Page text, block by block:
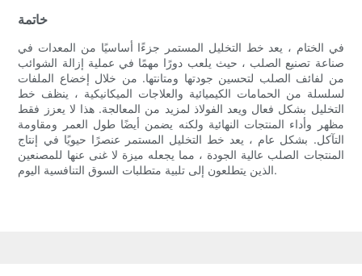
خاتمة
في الختام ، يعد خط التخليل المستمر جزءًا أساسيًا من المعدات في
صناعة تصنيع الصلب ، حيث يلعب دورًا مهمًا في عملية إزالة الشوائب
من لفائف الصلب لتحسين جودتها ومتانتها. من خلال إخضاع الملفات
لسلسلة من الحمامات الكيميائية والعلاجات الميكانيكية ، ينظف خط
التخليل بشكل فعال ويعد الفولاذ لمزيد من المعالجة. هذا لا يعزز فقط
مظهر وأداء المنتجات النهائية ولكنه يضمن أيضًا طول العمر ومقاومة
التآكل. بشكل عام ، يعد خط التخليل المستمر عنصرًا حيويًا في إنتاج
المنتجات الصلب عالية الجودة ، مما يجعله ميزة لا غنى عنها للمصنعين
الذين يتطلعون إلى تلبية متطلبات السوق التنافسية اليوم.